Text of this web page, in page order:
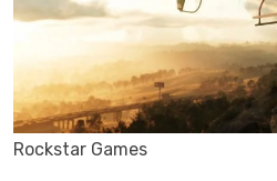
Rockstar Games